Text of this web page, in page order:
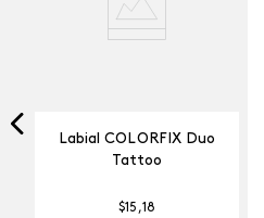
Labial COLORFIX Duo
Tattoo
$15 ,18